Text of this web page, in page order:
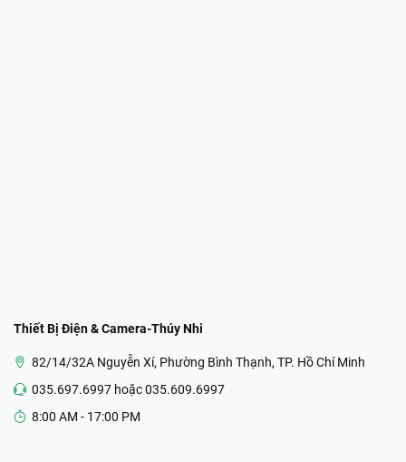
Thiết Bị Điện & Camera-Thúy Nhi
82/14/32A Nguyễn Xí, Phường Bình Thạnh, TP. Hồ Chí Minh
035.697.6997 hoặc 035.609.6997
8:00 AM - 17:00 PM